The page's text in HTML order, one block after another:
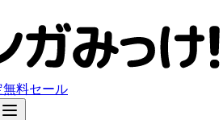
無料セール